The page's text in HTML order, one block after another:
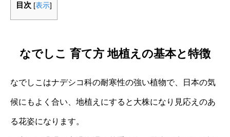
目次 [表示]
なでしこ 育て方 地植えの基本と特徴
なでしこはナデシコ科の耐寒性の強い植物で、日本の気
候にもよく合い、地植えにすると大株になり見応えのあ
る花姿になります。